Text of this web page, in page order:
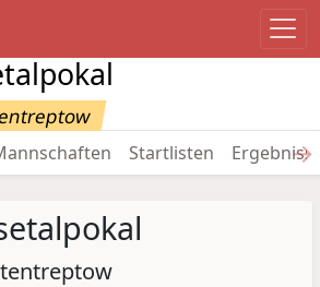
Startlisten →